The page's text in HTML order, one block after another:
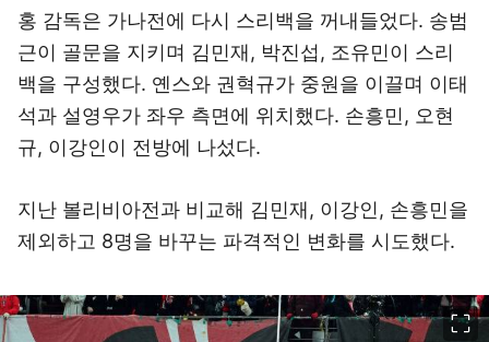
홍 감독은 가나전에 다시 스리백을 꺼내들었다. 송범
근이 골문을 지키며 김민재, 박진섭, 조유민이 스리
백을 구성했다. 옌스와 권혁규가 중원을 이끌며 이태
석과 설영우가 좌우 측면에 위치했다. 손흥민, 오현
규, 이강인이 전방에 나섰다.
지난 볼리비아전과 비교해 김민재, 이강인, 손흥민을
제외하고 8명을 바꾸는 파격적인 변화를 시도했다.